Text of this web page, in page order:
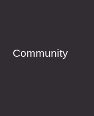
Community